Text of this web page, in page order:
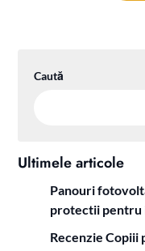
Caută
Ultimele articole
Panouri
protectii
Recenzie Copiii